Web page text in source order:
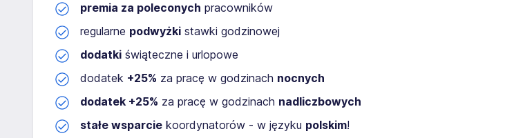
premia za poleconych pracowników
regularne podwyżki stawki godzinowej
dodatki świąteczne i urlopowe
dodatek +25% za pracę w godzinach nocnych
dodatek +25% za pracę w godzinach nadliczbowych
stałe wsparcie koordynatorów - w języku polskim!